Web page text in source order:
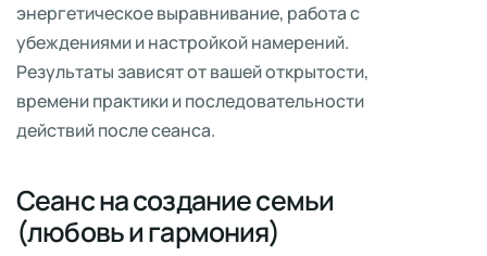
энергетическое выравнивание, работа с
убеждениями и настройкой намерений.
Результаты зависят от вашей открытости,
времени практики и последовательности
действий после сеанса.
Сеанс на создание семьи
(любовь и гармония)